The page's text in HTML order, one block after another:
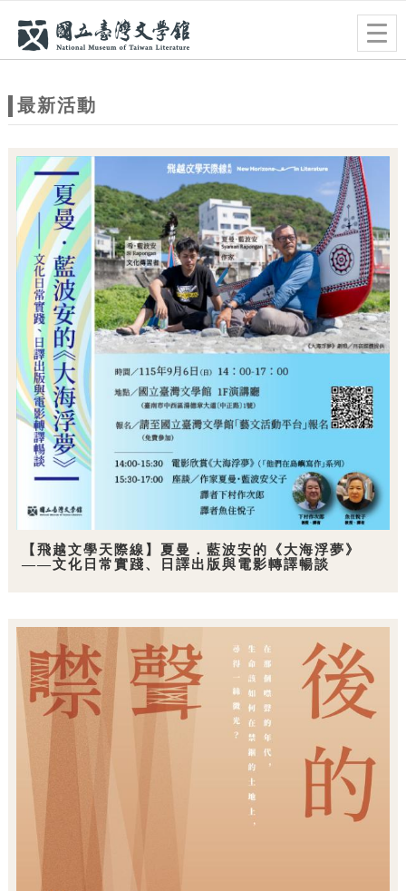
站
題
最新活動
【飛越文學天際線】夏曼．藍波安的《大海浮夢》
——文化日常實踐、日譯出版與電影轉譯暢談